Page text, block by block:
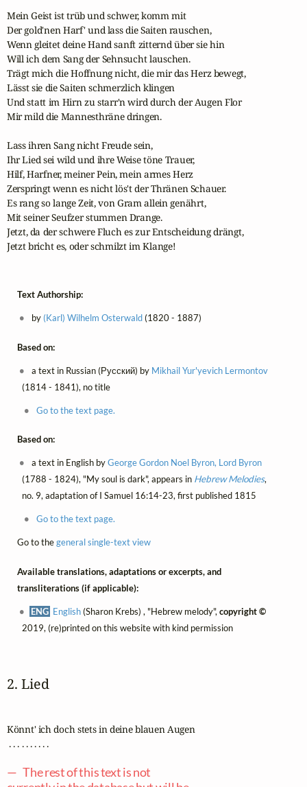
Mein Geist ist trüb und schwer, komm mit
Der gold'nen Harf' und lass die Saiten rauschen,
Wenn gleitet deine Hand sanft zitternd über sie hin
Will ich dem Sang der Sehnsucht lauschen.
Trägt mich die Hoffnung nicht, die mir das Herz bewegt,
Lässt sie die Saiten schmerzlich klingen
Und statt im Hirn zu starr'n wird durch der Augen Flor
Mir mild die Mannesthräne dringen.
Lass ihren Sang nicht Freude sein,
Ihr Lied sei wild und ihre Weise töne Trauer,
Hilf, Harfner, meiner Pein, mein armes Herz
Zerspringt wenn es nicht lös't der Thränen Schauer.
Es rang so lange Zeit, von Gram allein genährt,
Mit seiner Seufzer stummen Drange.
Jetzt, da der schwere Fluch es zur Entscheidung drängt,
Jetzt bricht es, oder schmilzt im Klange!
Text Authorship:
by (Karl) Wilhelm Osterwald(1820 - 1887)
Based on:
a text in Russian (Русский) by Mikhail Yur'yevich Lermontov
(1814 - 1841), no title
Go to the text page.
Based on:
a text in English byGeorge Gordon Noel Byron, Lord Byron
(1788 - 1824), "My soul is dark", appears in Hebrew Melodies,
no. 9, adaptation of I Samuel 16:14-23, first published 1815
Go to the text page.
Go to thegeneral single-text view
Available translations, adaptations or excerpts, and
transliterations (if applicable):
ENG English(Sharon Krebs) , "Hebrew melody",copyright ©
2019, (re)printed on this website with kind permission
2. Lied
Könnt' ich doch stets in deine blauen Augen
. . . . . . . . . .
— The rest of this text is not